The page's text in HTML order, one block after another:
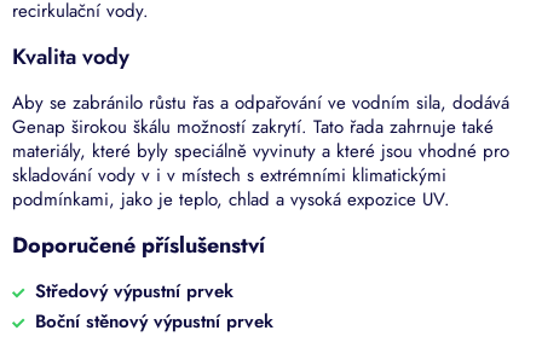
recirkulační vody.
Kvalita vody
Aby se zabránilo růstu řas a odpařování ve vodním sila, dodává
Genap širokou škálu možností zakrytí. Tato řada zahrnuje také
materiály, které byly speciálně vyvinuty a které jsou vhodné pro
skladování vody v i v místech s extrémními klimatickými
podmínkami, jako je teplo, chlad a vysoká expozice UV.
Doporučené příslušenství
Středový výpustní prvek
Boční stěnový výpustní prvek